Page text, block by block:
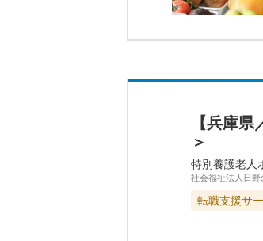
【兵庫
＞
特別養護老人
社会福祉法人日野
転職支援サ